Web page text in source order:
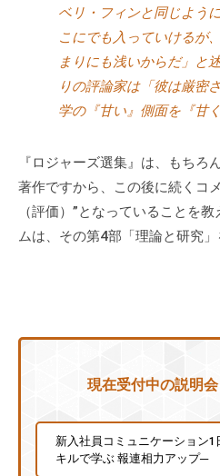
ベリ・フィンと同じよう
こにでも入っていけるが
まりにも浅いからだ」と
りの評論家は「彼は厳密
学の『甘い』側面を『甘
『ロジャーズ選集』は、もちろ
著作ですから、この後に続くコ
（評価）”となっていることを
ムは、その第4部「理論と研究」
現在受付中の説明
新入社員コミュニケーション
キルで学ぶ 報連相力アップ─